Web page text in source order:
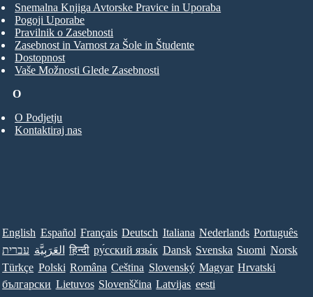
O
O Podjetju
Kontaktiraj nas
Snemalna Knjiga Avtorske Pravice in Uporaba
Pogoji Uporabe
Pravilnik o Zasebnosti
Zasebnost in Varnost za Šole in Študente
Dostopnost
Vaše Možnosti Glede Zasebnosti
English Español Français Deutsch Italiana Nederlands Português
עברית العَرَبِيَّة हिन्दी ру́сский язы́к Dansk Svenska Suomi Norsk
Türkçe Polski Româna Ceština Slovenský Magyar Hrvatski
български Lietuvos Slovenščina Latvijas eesti